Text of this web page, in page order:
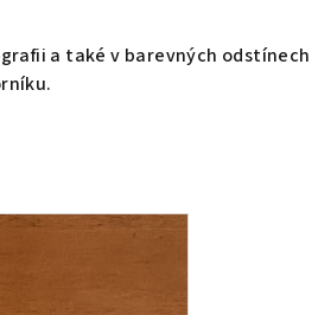
a také v barevných odstínech